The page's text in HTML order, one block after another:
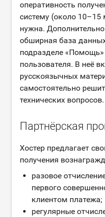
оперативность
систему (около 10–15
нужна.
обширная база
подразделе «Помощь»
пользователя. В неё
русскоязычных
самостоятельно
технических вопросов.
Партнёрская
Хостер предлагает
получения
разовое
первого
клиентом платежа;
регулярные